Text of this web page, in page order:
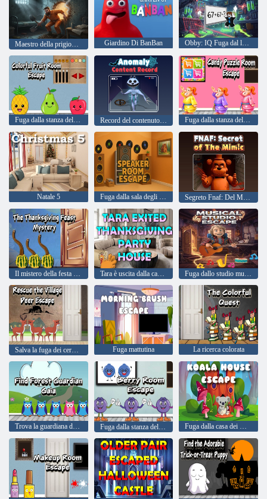
Giardino Di BanBan Obby: IQ Fuga dal laboratorio
Fuga dalla stanza della frutta colorata Record del contenuto dell'anomalia Fuga dalla stanza del puzzle di caramelle
Natale 5 Segreto Fnaf: Del Mimic
Tara è uscita dalla casa delle feste del Ringraziamento
Salva la fuga dei cervi del villaggio Fuga mattutina La ricerca colorata
Trova la guardiana della foresta Gaia Fuga dalla stanza delle bacche Fuga dalla casa dei Koala